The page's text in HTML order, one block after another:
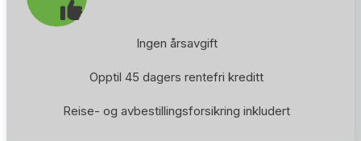
Ingen årsavgift
Opptil 45 dagers rentefri kreditt
Reise- og avbestillingsforsikring inkludert